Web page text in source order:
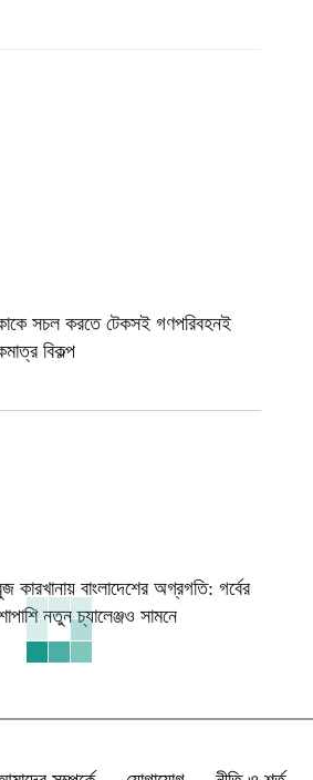
সচল করতে টেকসই গণপরিবহনই
বিকল্প
কারখানায় বাংলাদেশের অগ্রগতি: গর্বের
নতুন চ্যালেঞ্জও সামনে